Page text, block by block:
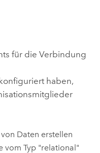
für die Verbindung
haben,
Daten erstellen
vom Typ "relational"